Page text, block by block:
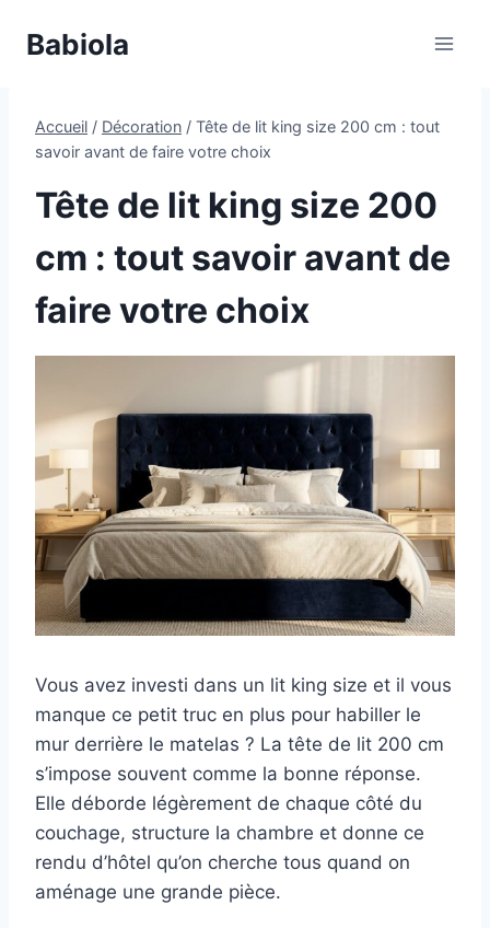
Babiola
Accueil / Décoration / Tête de lit king size 200 cm : tout
savoir avant de faire votre choix
Tête de lit king size 200
cm : tout savoir avant de
faire votre choix
Vous avez investi dans un lit king size et il vous
manque ce petit truc en plus pour habiller le
mur derrière le matelas ? La tête de lit 200 cm
s’impose souvent comme la bonne réponse.
Elle déborde légèrement de chaque côté du
couchage, structure la chambre et donne ce
rendu d’hôtel qu’on cherche tous quand on
aménage une grande pièce.